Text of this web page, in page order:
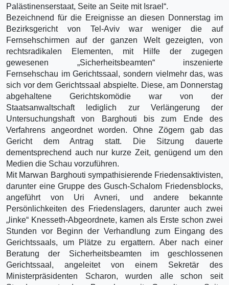
Palästinenserstaat, Seite an Seite mit Israel“.
Bezeichnend für die Ereignisse an diesen Donnerstag im
Bezirksgericht von Tel-Aviv war weniger die auf
Fernsehschirmen auf der ganzen Welt gezeigten, von
rechtsradikalen Elementen, mit Hilfe der zugegen
gewesenen „Sicherheitsbeamten“ inszenierte
Fernsehschau im Gerichtssaal, sondern vielmehr das, was
sich vor dem Gerichtssaal abspielte. Diese, am Donnerstag
abgehaltene Gerichtskomödie war von der
Staatsanwaltschaft lediglich zur Verlängerung der
Untersuchungshaft von Barghouti bis zum Ende des
Verfahrens angeordnet worden. Ohne Zögern gab das
Gericht dem Antrag statt. Die Sitzung dauerte
dementsprechend auch nur kurze Zeit, genügend um den
Medien die Schau vorzuführen.
Mit Marwan Barghouti sympathisierende Friedensaktivisten,
darunter eine Gruppe des Gusch-Schalom Friedensblocks,
angeführt von Uri Avneri, und andere bekannte
Persönlichkeiten des Friedenslagers, darunter auch zwei
„linke“ Knesseth-Abgeordnete, kamen als Erste schon zwei
Stunden vor Beginn der Verhandlung zum Eingang des
Gerichtssaals, um Plätze zu ergattern. Aber nach einer
Beratung der Sicherheitsbeamten im geschlossenen
Gerichtssaal, angeleitet von einem Sekretär des
Ministerpräsidenten Scharon, wurden alle schon seit